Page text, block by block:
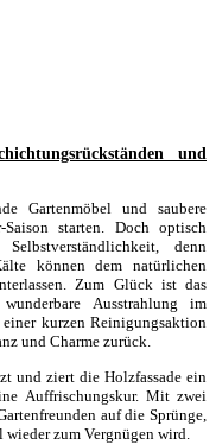
und
Gartenmöbel und saubere
starten. Doch optisch
denn
können dem natürlichen
Zum Glück ist das
Ausstrahlung im
kurzen Reinigungsaktion
und Charme zurück.
und ziert die Holzfassade ein
Auffrischungskur. Mit zwei
auf die Sprünge,
zum Vergnügen wird.